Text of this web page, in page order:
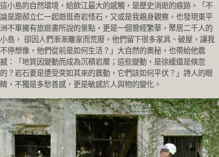
這小島的自然環境，給飲江最大的感觸，是歷史消逝的痕跡。「不
論是跟郝立仁一起遊逛奇岩怪石，又或是我親身觀察，也發現東平
洲不單擁有旅遊書所說的景點，更是一個曾經繁華，聚居二千人的
小島， 卻因人們漸漸離家而荒廢。他們留下很多家具、破屋，讓我
不停想像，他們從前是如何生活？」大自然的奧秘，也帶給他震
撼：「地質因變動而成為沉積岩層；這些變動，是徐緩還是倏忽
的？岩石要是遭受突如其來的震動，它們該如何平伏？」詩人的眼
睛，不獨是多愁善感，更是敏感於人與物的變化。